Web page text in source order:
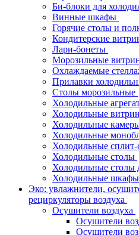
Би-блоки для
Винные шкафы
Горячие столы и
Кондитерские
Лари-бонеты
Морозильные
Охлаждаемые
Прилавки
Столы морозильные
Холодильные
Холодильные
Холодильные
Холодильные
Холодильные
Холодильные столы
Холодильные столы
Холодильные шкафы
Эко: увлажнители,
рециркуляторы воздуха
Осушители воздуха
Осушители
Осушители